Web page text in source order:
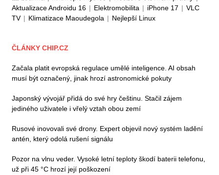
Aktualizace Androidu 16 | Elektromobilita | iPhone 17 | VLC
TV | Klimatizace Maoudegola | Nejlepší Linux
ČLÁNKY CHIP.CZ
Začala platit evropská regulace umělé inteligence. AI obsah
musí být označený, jinak hrozí astronomické pokuty
Japonský vývojář přidá do své hry češtinu. Stačil zájem
jediného uživatele i vřelý vztah obou zemí
Rusové inovovali své drony. Expert objevil nový systém ladění
antén, který odolá rušení signálu
Pozor na vlnu veder. Vysoké letní teploty škodí baterii telefonu,
už při 45 °C hrozí její poškození